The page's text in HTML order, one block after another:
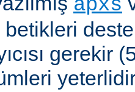
apxs
betikleri
gerekir